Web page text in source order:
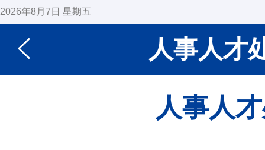
2026年8月7日 星期五
人事人才
人事人